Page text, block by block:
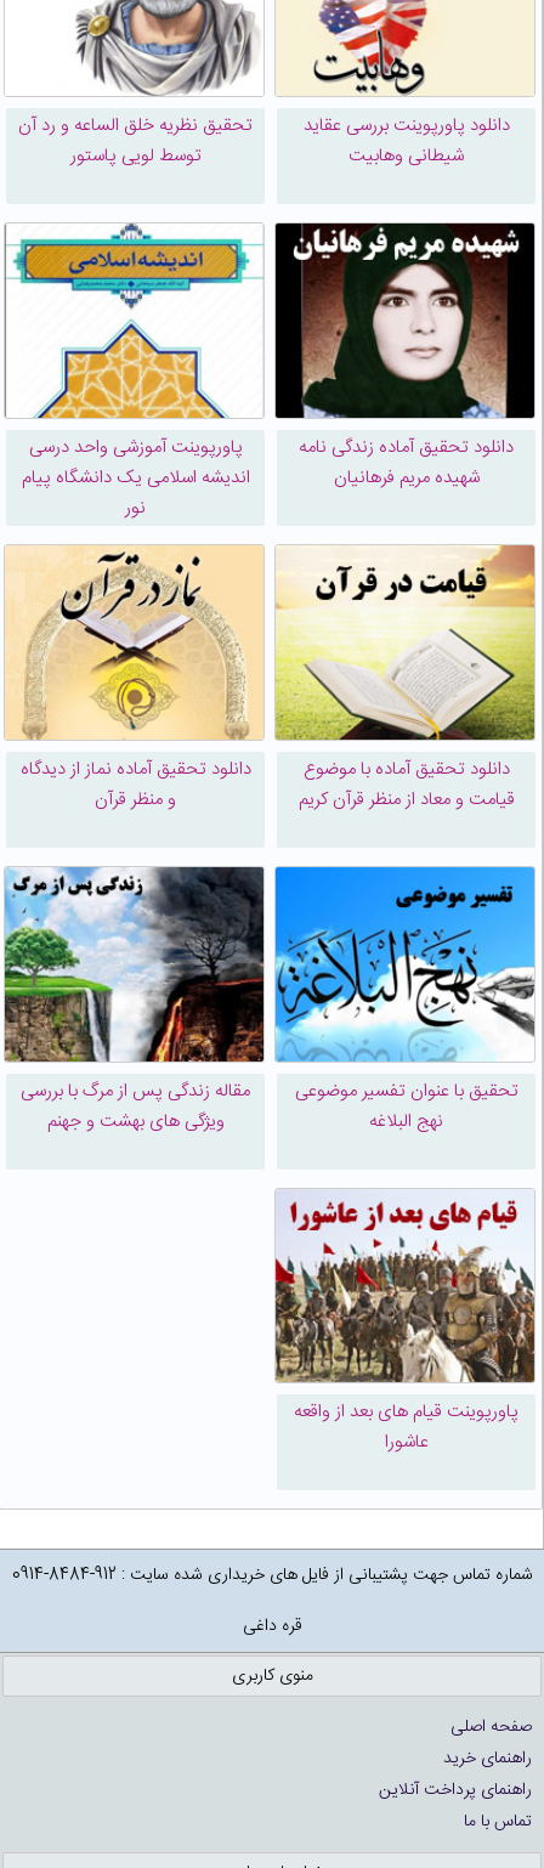
دانلود پاورپوینت بررسی عقاید
شیطانی وهابیت
تحقیق نظریه خلق الساعه و رد آن
توسط لویی پاستور
دانلود تحقیق آماده زندگی نامه
شهیده مریم فرهانیان
پاورپوینت آموزشی واحد درسی
اندیشه اسلامی یک دانشگاه پیام
نور
دانلود تحقیق آماده با موضوع
قیامت و معاد از منظر قرآن کریم
دانلود تحقیق آماده نماز از دیدگاه
و منظر قرآن
تحقیق با عنوان تفسیر موضوعی
نهج البلاغه
مقاله زندگی پس از مرگ با بررسی
ویژگی های بهشت و جهنم
پاورپوینت قیام های بعد از واقعه
عاشورا
شماره تماس جهت پشتیبانی از فایل های خریداری شده سایت : 912-8484-0914
قره داغی
منوی کاربری
صفحه اصلی
راهنمای خرید
راهنمای پرداخت آنلاین
تماس با ما